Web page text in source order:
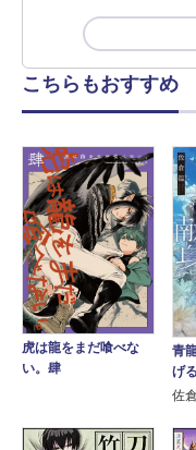
こちらもおすすめ
虎は龍をまだ喰べな
い。肆
青
げ
佐